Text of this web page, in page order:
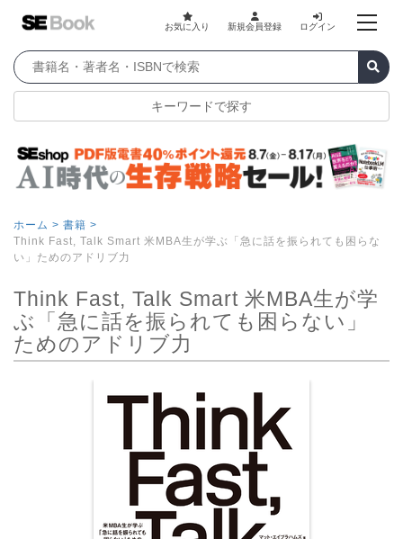
お気に入り 新規会員登録 ログイン
キーワードで探す
ホーム > 書籍 >
Think Fast, Talk Smart 米MBA生が学ぶ「急に話を振られても困らな
い」ためのアドリブ力
Think Fast, Talk Smart 米MBA生が学
ぶ「急に話を振られても困らない」
ためのアドリブ力